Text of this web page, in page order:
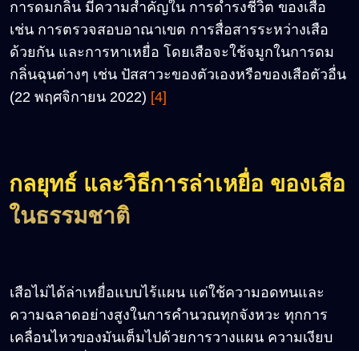
การดมกลิ่น มีความสำคัญใน การดำรงชีวิต ของเสือ
เช่น การตรวจสอบอาณาเขต การสื่อสารระหว่างเสือ
ด้วยกัน และการหาเหยื่อ โดยเสือจะใช้จมูกในการดม
กลิ่นฉุนต่างๆ เช่น ปัสสาวะของตัวเองหรือของเสือตัวอื่น
(22 พฤศจิกายน 2022) [4]
กลยุทธ์ และวิธีการล่าเหยื่อ ของเสือ
ในธรรมชาติ
เสือไม่ได้ล่าเหยื่อแบบไร้แผน แต่ใช้ความอดทนและ
ความฉลาดอย่างสูงในการคำนวณทุกจังหวะ ทุกการ
เคลื่อนไหวของมันเต็มไปด้วยการวางแผน ความเงียบ